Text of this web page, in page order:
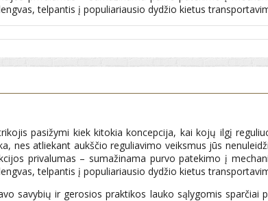
telpantis į populiariausio dydžio kietus
pasižymi kiek kitokia koncepcija, kai kojų ilgį
atliekant aukščio reguliavimo veiksmus jūs
privalumas – sumažinama purvo patekimo į
telpantis į populiariausio dydžio kietus
savybių ir gerosios praktikos lauko sąlygomis sparčiai